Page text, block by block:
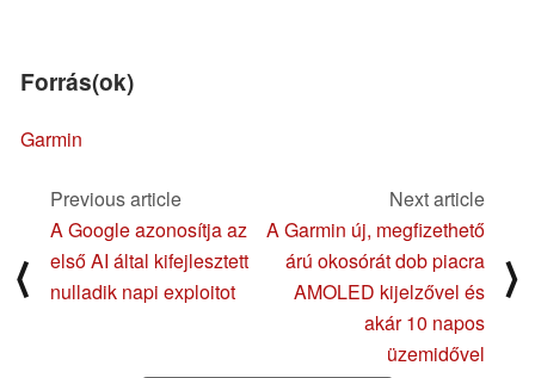
Forrás(ok)
Garmin
⟨
Previous article
A Google azonosítja az
első AI által kifejlesztett
nulladik napi exploitot
Next article
A Garmin új, megfizethető
árú okosórát dob piacra
AMOLED kijelzővel és
akár 10 napos
üzemidővel
⟩